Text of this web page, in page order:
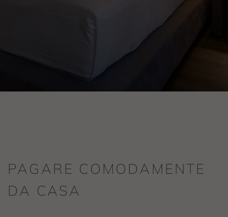
PAGARE COMODAMENTE
DA CASA